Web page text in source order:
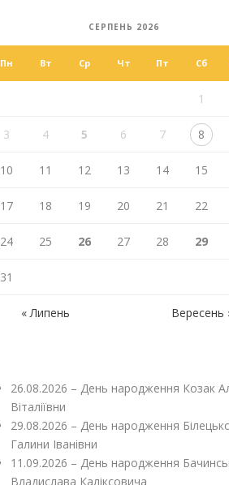
СЕРПЕНЬ 2026
Пн Вт Ср Чт Пт Сб
1
3 4 5 6 7 8
10 11 12 13 14 15
17 18 19 20 21 22
24 25 26 27 28 29
31
« Липень Вересень
26.08.2026 – День народження Козак
Віталіївни
29.08.2026 – День народження
Галини Іванівни
11.09.2026 – День народження
Владислава Каліксовича